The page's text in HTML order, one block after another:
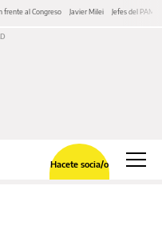
frente al Congreso Javier Milei Jefes del PAMI
Hacete socia/o